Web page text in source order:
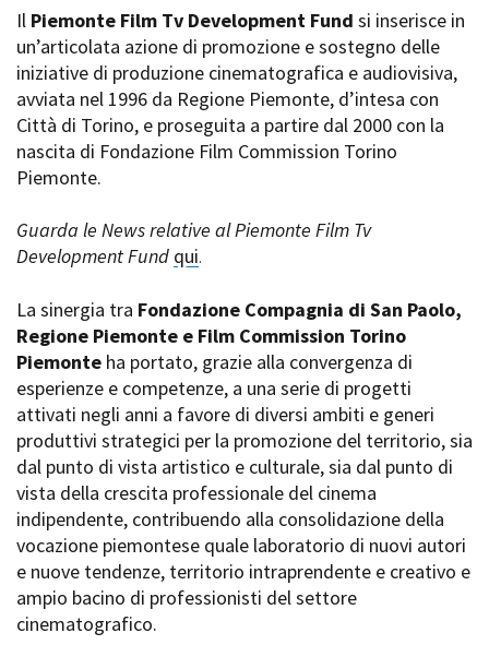
Rete regionale
Bilancio sociale
Amministrazione
trasparente
Bandi e gare
Sostenibilità ambientale
Servizi generali
Location scouting
Spazi nella sede FCTP
Sala Casting
Sala Paolo Tenna
FILM FUNDS
Piemonte Film Tv Fund
Piemonte Film Tv
Development Fund
Piemonte Doc Film Fund
Short Film Fund
PRODUCTION GUIDE
Società di produzione
Strutture di servizio
Professionisti
La Grazia - Immagini e
location della Torino di Paolo
Sorrentino
Open Day
Ciak in TOur!
FESTIVAL, MARKETS,
Rotterdam
Biografilm Festival - Bio to B
Industry Days
Locarno Film Festival
Mostra Internazionale d’Arte
Cinematografica Venezia
Toronto International Film
Festival
Festa del Cinema di Roma
Torino Film Festival
David di Donatello
Nastri d’Argento
Premio Solinas
Il Piemonte Film Tv Development Fund si inserisce in
un’articolata azione di promozione e sostegno delle
iniziative di produzione cinematografica e audiovisiva,
avviata nel 1996 da Regione Piemonte, d’intesa con
Città di Torino, e proseguita a partire dal 2000 con la
nascita di Fondazione Film Commission Torino
Piemonte.
Guarda le News relative al Piemonte Film Tv
Development Fund qui.
La sinergia tra Fondazione Compagnia di San Paolo,
Regione Piemonte e Film Commission Torino
Piemonte ha portato, grazie alla convergenza di
esperienze e competenze, a una serie di progetti
attivati negli anni a favore di diversi ambiti e generi
produttivi strategici per la promozione del territorio, sia
dal punto di vista artistico e culturale, sia dal punto di
vista della crescita professionale del cinema
indipendente, contribuendo alla consolidazione della
vocazione piemontese quale laboratorio di nuovi autori
e nuove tendenze, territorio intraprendente e creativo e
ampio bacino di professionisti del settore
cinematografico.